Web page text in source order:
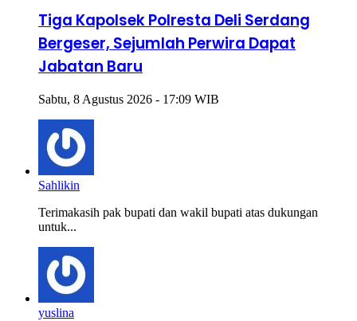
Tiga Kapolsek Polresta Deli Serdang
Bergeser, Sejumlah Perwira Dapat
Jabatan Baru
Sabtu, 8 Agustus 2026 - 17:09 WIB
Sahlikin
Terimakasih pak bupati dan wakil bupati atas dukungan
untuk...
yuslina